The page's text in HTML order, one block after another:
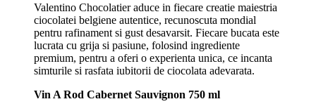
Valentino Chocolatier aduce in fiecare creatie maiestria
ciocolatei belgiene autentice, recunoscuta mondial
pentru rafinament si gust desavarsit. Fiecare bucata este
lucrata cu grija si pasiune, folosind ingrediente
premium, pentru a oferi o experienta unica, ce incanta
simturile si rasfata iubitorii de ciocolata adevarata.
Vin A Rod Cabernet Sauvignon 750 ml